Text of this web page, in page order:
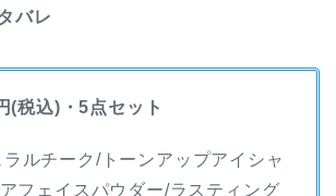
バレ
(税込)・5点セット
ルチーク/トーンアップアイシャ
フェイスパウダー/ラスティング